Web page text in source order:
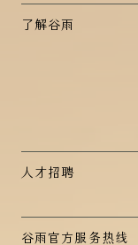
了解谷雨
人才招聘
谷雨官方服务热线